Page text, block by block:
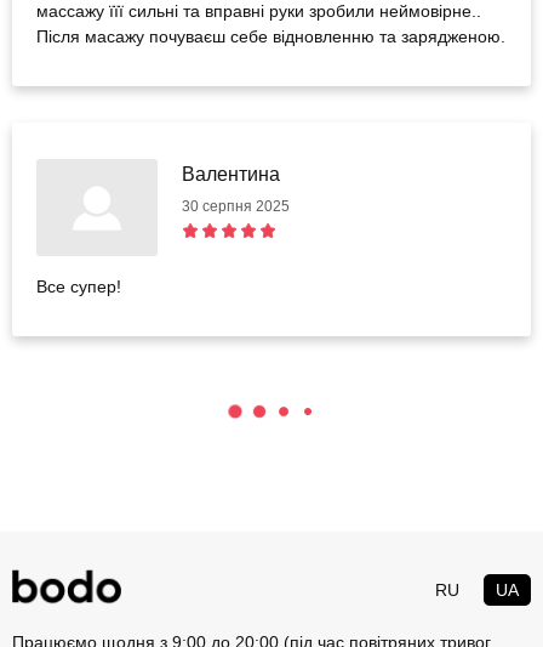
массажу їїї сильні та вправні руки зробили неймовірне..
Після масажу почуваєш себе відновленню та зарядженою.
Валентина
30 серпня 2025
Все супер!
RU UA
Працюємо щодня з 9:00 до 20:00 (під час повітряних тривог